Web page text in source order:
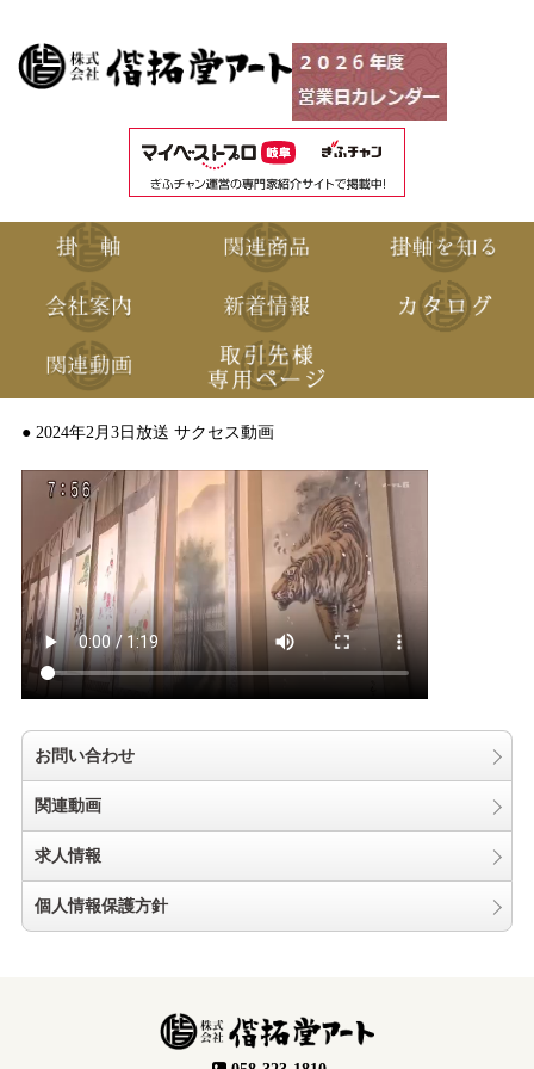
● 2024年2月3日放送 サクセス動画
お問い合わせ
関連動画
求人情報
個人情報保護方針